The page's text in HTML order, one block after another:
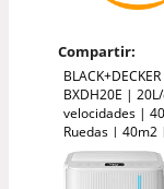
Compartir:
BXDH20E |
velocidades |
Ruedas | 40m2